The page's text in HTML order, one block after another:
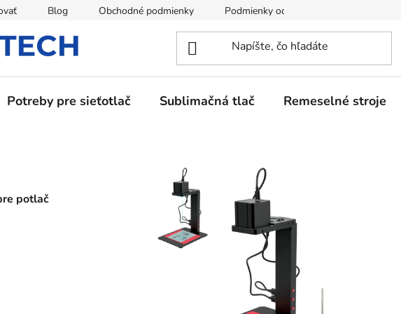
Blog Obchodné podmienky Podmienky ochrany osobných údajov
Potreby pre sieťotlač Sublimačná tlač Remeselné stroje
potlač